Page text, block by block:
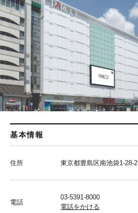
基本情報
住所 東京都豊島区南池袋1-28-2
電話
03-5391-8000
電話をかける